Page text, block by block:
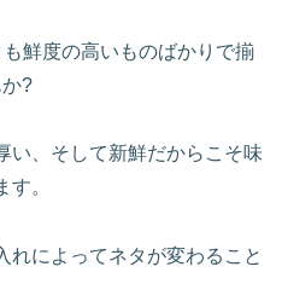
鮮度の高いものばかりで揃
?
い、そして新鮮だからこそ味
。
れによってネタが変わること